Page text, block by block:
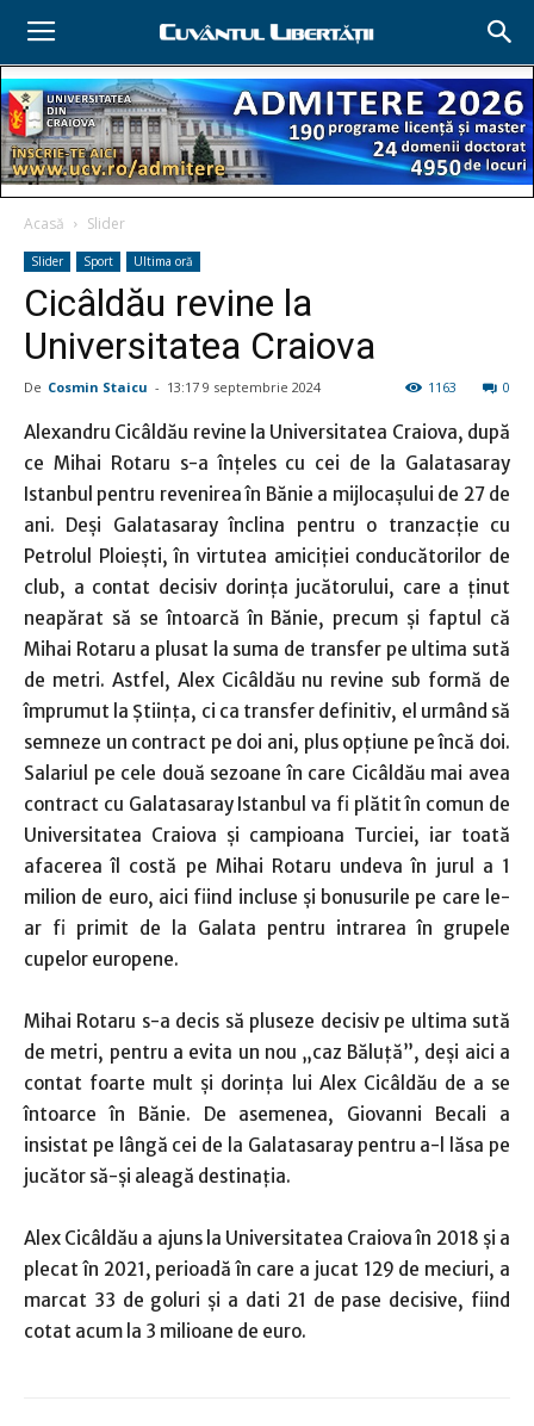
Acasă Slider
Slider Sport Ultima oră
Cicâldău revine la
Universitatea Craiova
De Cosmin Staicu - 13:17 9 septembrie 2024 0
1163
Alexandru Cicâldău revine la Universitatea Craiova, după
ce Mihai Rotaru s-a înţeles cu cei de la Galatasaray
Istanbul pentru revenirea în Bănie a mijlocaşului de 27 de
ani. Deşi Galatasaray înclina pentru o tranzacţie cu
Petrolul Ploieşti, în virtutea amiciţiei conducătorilor de
club, a contat decisiv dorinţa jucătorului, care a ţinut
neapărat să se întoarcă în Bănie, precum şi faptul că
Mihai Rotaru a plusat la suma de transfer pe ultima sută
de metri. Astfel, Alex Cicâldău nu revine sub formă de
împrumut la Ştiinţa, ci ca transfer definitiv, el urmând să
semneze un contract pe doi ani, plus opţiune pe încă doi.
Salariul pe cele două sezoane în care Cicâldău mai avea
contract cu Galatasaray Istanbul va fi plătit în comun de
Universitatea Craiova şi campioana Turciei, iar toată
afacerea îl costă pe Mihai Rotaru undeva în jurul a 1
milion de euro, aici fiind incluse şi bonusurile pe care le-
ar fi primit de la Galata pentru intrarea în grupele
cupelor europene.
Mihai Rotaru s-a decis să pluseze decisiv pe ultima sută
de metri, pentru a evita un nou „caz Băluţă”, deşi aici a
contat foarte mult şi dorinţa lui Alex Cicâldău de a se
întoarce în Bănie. De asemenea, Giovanni Becali a
insistat pe lângă cei de la Galatasaray pentru a-l lăsa pe
jucător să-şi aleagă destinaţia.
Alex Cicâldău a ajuns la Universitatea Craiova în 2018 şi a
plecat în 2021, perioadă în care a jucat 129 de meciuri, a
marcat 33 de goluri şi a dati 21 de pase decisive, fiind
cotat acum la 3 milioane de euro.